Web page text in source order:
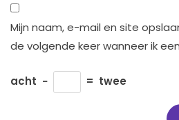
Mijn naam, e-mail en site
de volgende keer wanneer ik
acht − = twee